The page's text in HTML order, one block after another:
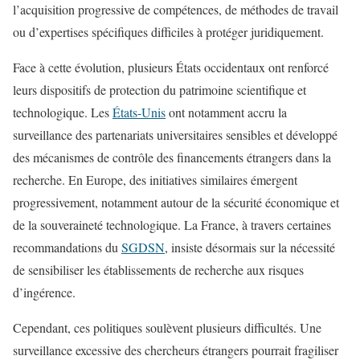
l’acquisition progressive de compétences, de méthodes de travail
ou d’expertises spécifiques difficiles à protéger juridiquement.
Face à cette évolution, plusieurs États occidentaux ont renforcé
leurs dispositifs de protection du patrimoine scientifique et
technologique. LesÉtats-Unisont notamment accru la
surveillance des partenariats universitaires sensibles et développé
des mécanismes de contrôle des financements étrangers dans la
recherche. En Europe, des initiatives similaires émergent
progressivement, notamment autour de la sécurité économique et
de la souveraineté technologique. La France, à travers certaines
recommandations duSGDSN, insiste désormais sur la nécessité
de sensibiliser les établissements de recherche aux risques
d’ingérence.
Cependant, ces politiques soulèvent plusieurs difficultés. Une
surveillance excessive des chercheurs étrangers pourrait fragiliser